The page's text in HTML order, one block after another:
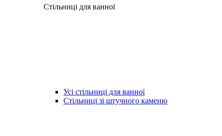
Стільниці для ванної
Усі стільниці для ванної
Стільниці зі штучного каменю